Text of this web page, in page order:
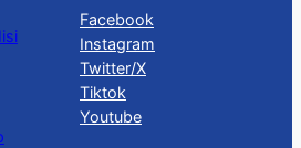
Facebook
Instagram
Twitter/X
Tiktok
Youtube